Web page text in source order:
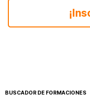
BUSCADOR DE FORMACIONES